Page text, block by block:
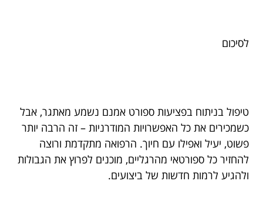
לסיכום
טיפול בניתוח בפציעות ספורט אמנם נשמע מאתגר, אבל
כשמכירים את כל האפשרויות המודרניות – זה הרבה יותר
פשוט, יעיל ואפילו עם חיוך. הרפואה מתקדמת ורוצה
להחזיר כל ספורטאי מהרגליים, מוכנים לפרוץ את הגבולות
ולהגיע לרמות חדשות של ביצועים.